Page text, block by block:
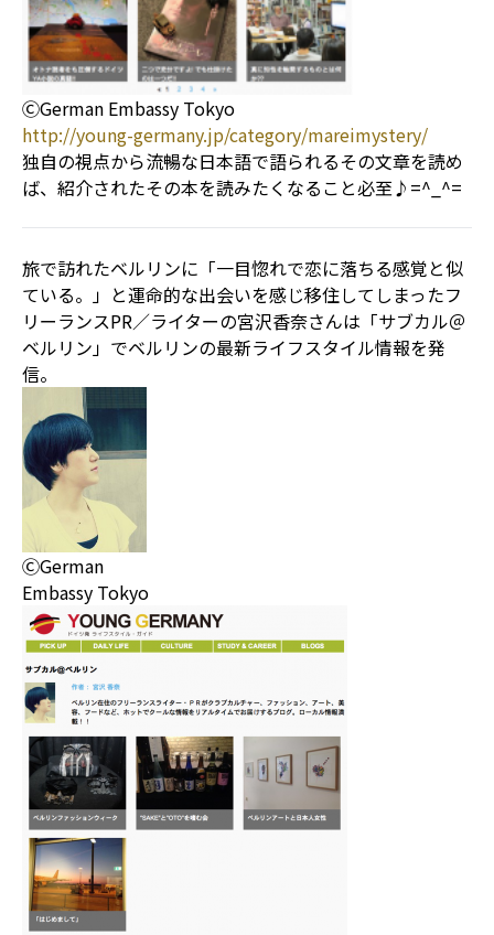
ⒸGerman Embassy Tokyo
http://young-germany.jp/category/mareimystery/
独自の視点から流暢な日本語で語られるその文章を読め
ば、紹介されたその本を読みたくなること必至♪=^_^=
旅で訪れたベルリンに「一目惚れで恋に落ちる感覚と似
ている。」と運命的な出会いを感じ移住してしまったフ
リーランスPR／ライターの宮沢香奈さんは「サブカル＠
ベルリン」でベルリンの最新ライフスタイル情報を発
信。
ⒸGerman
Embassy Tokyo